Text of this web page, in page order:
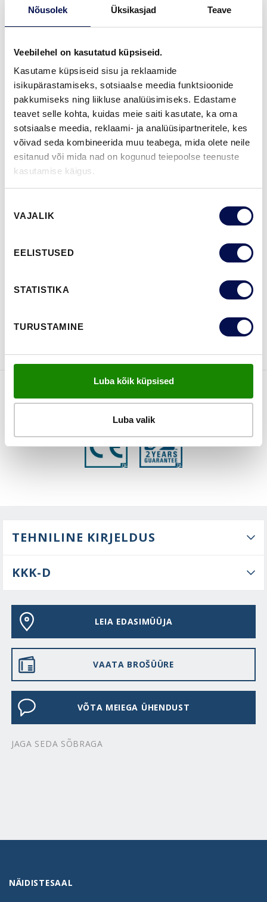
Nõusolek Üksikasjad Teave
Veebilehel on kasutatud küpsiseid.
Kasutame küpsiseid sisu ja reklaamide
isikupärastamiseks, sotsiaalse meedia funktsioonide
pakkumiseks ning liikluse analüüsimiseks. Edastame
teavet selle kohta, kuidas meie saiti kasutate, ka oma
sotsiaalse meedia, reklaami- ja analüüsipartneritele, kes
võivad seda kombineerida muu teabega, mida olete neile
esitanud või mida nad on kogunud teiepoolse teenuste
kasutamise käigus.
valik
VAJALIK
EELISTUSED
STATISTIKA
TURUSTAMINE
Luba kõik küpsised
Luba valik
GARANTII:
VIIMISTLUS (11)
NCS S0502-YNCS S0500-NNCS S3502-YNCS S7000-NNCS S9000-N
ROHKEM
BROŠÜÜRE
Võta meiega
ühendust
FUNKTSIOONID
TEHNILINE KIRJELDUS
KKK-D
LEIA EDASIMÜÜJA
VAATA BROŠÜÜRE
VÕTA MEIEGA ÜHENDUST
JAGA SEDA SÕBRAGA
NÄIDISTESAAL